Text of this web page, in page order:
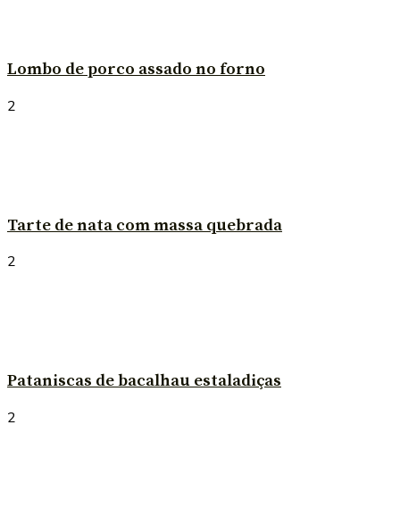
Lombo de porco assado no forno
2
Tarte de nata com massa quebrada
2
Pataniscas de bacalhau estaladiças
2